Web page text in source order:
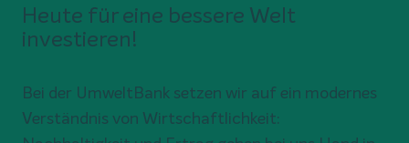
Heute für eine bessere Welt
investieren!
Bei der UmweltBank setzen wir auf ein modernes
Verständnis von Wirtschaftlichkeit: